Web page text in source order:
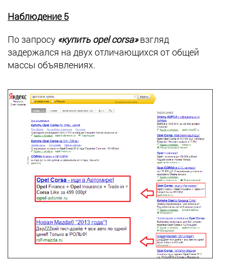
Наблюдение 5
По запросу «купить opel corsa»взгляд
задержался на двух отличающихся от общей
массы объявлениях.